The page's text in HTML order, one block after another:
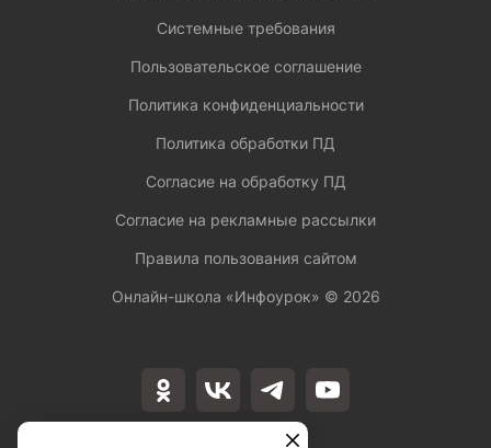
Системные требования
Пользовательское соглашение
Политика конфиденциальности
Политика обработки ПД
Согласие на обработку ПД
Согласие на рекламные рассылки
Правила пользования сайтом
Онлайн-школа «Инфоурок» © 2026